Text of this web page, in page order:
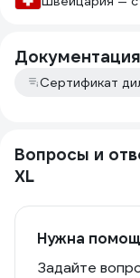
Документация
Сертификат
Вопросы и
XL
Нужна
Задайте